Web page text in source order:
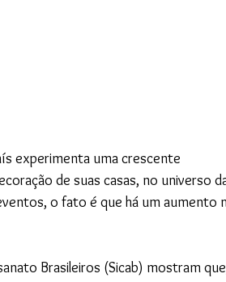
experimenta uma crescente
de suas casas, no universo
o fato é que há um aumento
Brasileiros (Sicab) mostram